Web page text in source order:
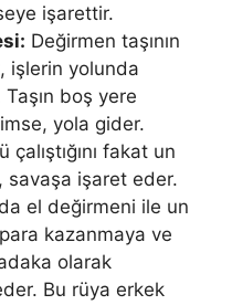
işarettir.
Değirmen taşının
işlerin yolunda
boş yere
yola gider.
fakat un
savaşa işaret eder.
el değirmeni ile un
kazanmaya ve
olarak
Bu rüya erkek